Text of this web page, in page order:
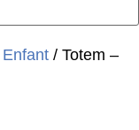
Enfant / Totem –